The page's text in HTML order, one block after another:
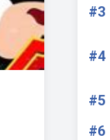
#3
#4
#5
#6